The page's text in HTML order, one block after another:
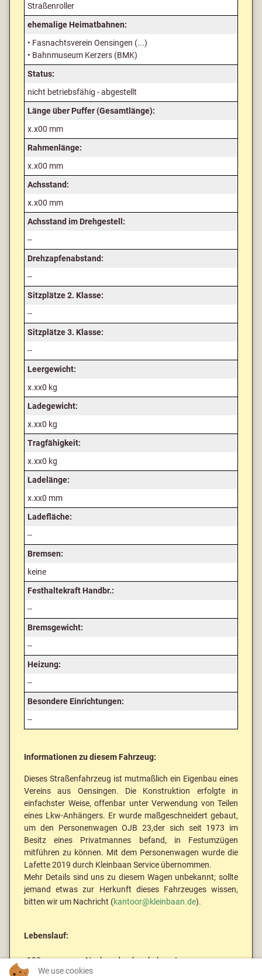
Straßenroller
ehemalige Heimatbahnen:
• Fasnachtsverein Oensingen (...)
• Bahnmuseum Kerzers (BMK)
Status:
nicht betriebsfähig - abgestellt
Länge über Puffer (Gesamtlänge):
x.x00 mm
Rahmenlänge:
x.x00 mm
Achsstand:
x.x00 mm
Achsstand im Drehgestell:
--
Drehzapfenabstand:
--
Sitzplätze 2. Klasse:
--
Sitzplätze 3. Klasse:
--
Leergewicht:
x.xx0 kg
Ladegewicht:
x.xx0 kg
Tragfähigkeit:
x.xx0 kg
Ladelänge:
x.xx0 mm
Ladefläche:
--
Bremsen:
keine
Festhaltekraft Handbr.:
--
Bremsgewicht:
--
Heizung:
--
Besondere Einrichtungen:
--
Informationen zu diesem Fahrzeug:
Dieses Straßenfahrzeug ist mutmaßlich ein Eigenbau eines
Vereins aus Oensingen. Die Konstruktion erfolgte in
einfachster Weise, offenbar unter Verwendung von Teilen
eines Lkw-Anhängers. Er wurde maßgeschneidert gebaut,
um den Personenwagen OJB 23,der sich seit 1973 im
Besitz eines Privatmannes befand, in Festumzügen
mitführen zu können. Mit dem Personenwagen wurde die
Lafette 2019 durch Kleinbaan Service übernommen.
Mehr Details sind uns zu diesem Wagen unbekannt; sollte
jemand etwas zur Herkunft dieses Fahrzeuges wissen,
bitten wir um Nachricht (kantoor@kleinbaan.de).
Lebenslauf:
198x
Neubau durch unbekannt
We use cookies